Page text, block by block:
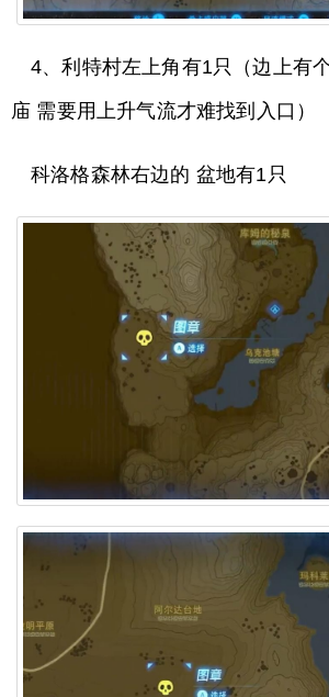
4、利特村左上角有1只（边上有
庙 需要用上升气流才难找到入口）
科洛格森林右边的 盆地有1只